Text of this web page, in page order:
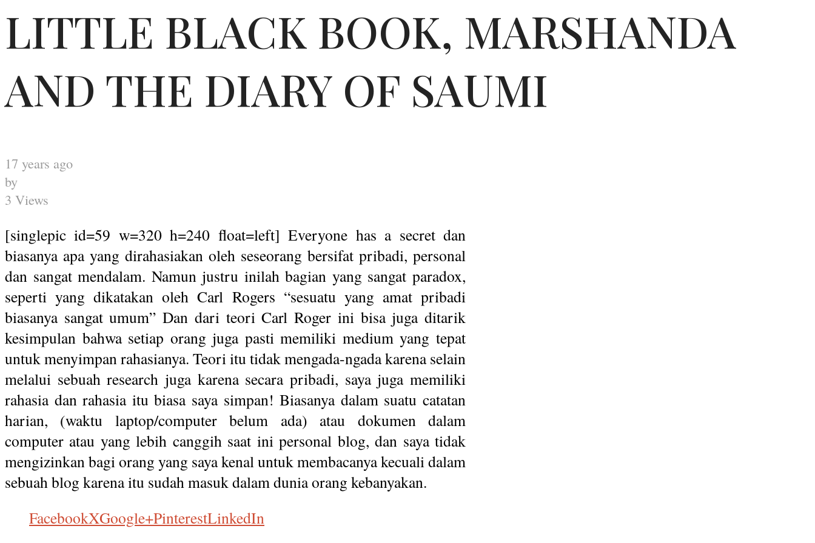
LITTLE BLACK BOOK, MARSHANDA
AND THE DIARY OF SAUMI
17 years ago
by
3 Views
[singlepic id=59 w=320 h=240 float=left] Everyone has a secret dan
biasanya apa yang dirahasiakan oleh seseorang bersifat pribadi, personal
dan sangat mendalam. Namun justru inilah bagian yang sangat paradox,
seperti yang dikatakan oleh Carl Rogers “sesuatu yang amat pribadi
biasanya sangat umum” Dan dari teori Carl Roger ini bisa juga ditarik
kesimpulan bahwa setiap orang juga pasti memiliki medium yang tepat
untuk menyimpan rahasianya. Teori itu tidak mengada-ngada karena selain
melalui sebuah research juga karena secara pribadi, saya juga memiliki
rahasia dan rahasia itu biasa saya simpan! Biasanya dalam suatu catatan
harian, (waktu laptop/computer belum ada) atau dokumen dalam
computer atau yang lebih canggih saat ini personal blog, dan saya tidak
mengizinkan bagi orang yang saya kenal untuk membacanya kecuali dalam
sebuah blog karena itu sudah masuk dalam dunia orang kebanyakan.
FacebookXGoogle+PinterestLinkedIn